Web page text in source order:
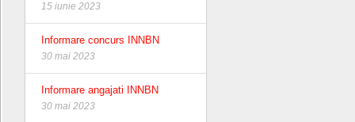
15 iunie 2023
Informare concurs INNBN
30 mai 2023
Informare angajati INNBN
30 mai 2023